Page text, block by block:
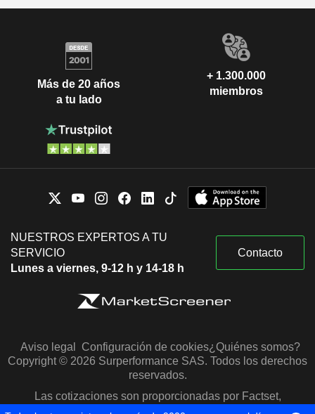
Más de 20 años
a tu lado
+ 1.300.000
miembros
NUESTROS EXPERTOS A TU
SERVICIO
Lunes a viernes, 9-12 h y 14-18 h
Contacto
Aviso legal Configuración de cookies¿Quiénes somos?
Copyright © 2026 Surperformance SAS. Todos los derechos
reservados.
Las cotizaciones son proporcionadas por Factset,
Morningstar y S&P Capital IQ